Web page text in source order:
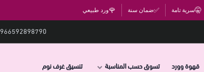
🤫سرية تامة ✅ضمان سنة 🌹ورد طبيعي
966592898790
قهوة وورد تسوق حسب المناسبة تنسيق غرف نوم